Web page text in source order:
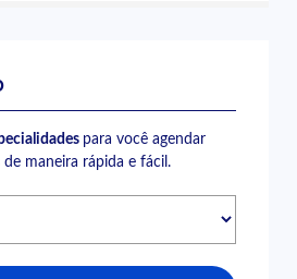
para você agendar
maneira rápida e fácil.